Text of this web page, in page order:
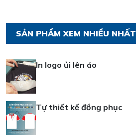
SẢN PHẨM XEM NHIỀU NHẤT
In logo ủi lên áo
Tự thiết kế đồng phục